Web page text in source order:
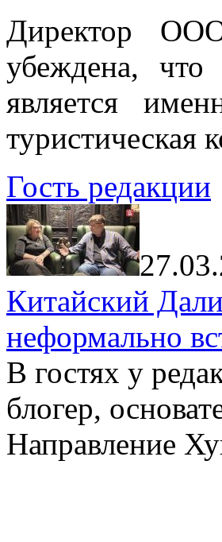
Директор
убеждена, что
является
туристическая
Гость редакции
Китайский
неформально
В гостях у
блогер,
Направление